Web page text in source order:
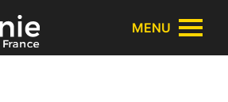
cookies
MENU